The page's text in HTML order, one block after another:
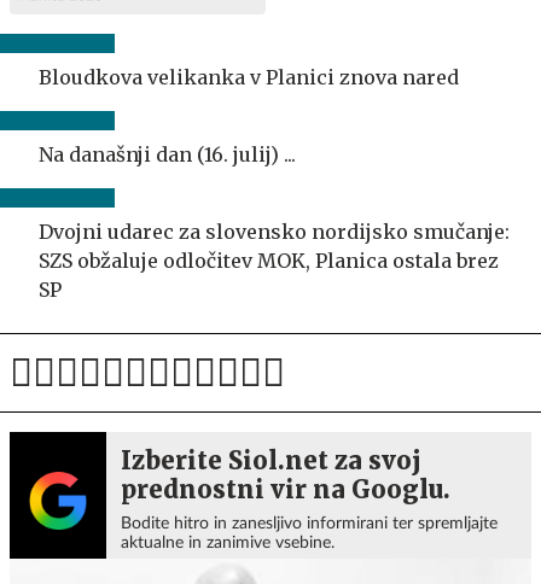
Bloudkova velikanka v Planici znova nared
Na današnji dan (16. julij) ...
Dvojni udarec za slovensko nordijsko smučanje:
SZS obžaluje odločitev MOK, Planica ostala brez
SP
Izberite Siol.net za svoj
prednostni vir na Googlu.
Bodite hitro in zanesljivo informirani ter spremljajte
aktualne in zanimive vsebine.